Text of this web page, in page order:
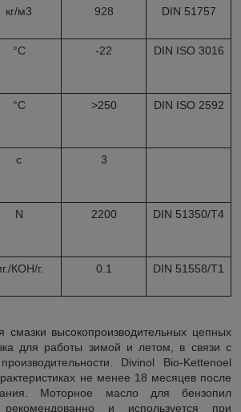
кг/м3 928 DIN 51757
°С -22 DIN ISO 3016
°С >250 DIN ISO 2592
с 3
N 2200 DIN 51350/T4
КОН/г. 0.1 DIN 51558/T1
смазки высокопроизводительных цепных
для работы зимой и летом, в связи с
Divinol Bio-Kettenoel
не менее 18 месяцев после
Моторное масло для бензопил
и используется при